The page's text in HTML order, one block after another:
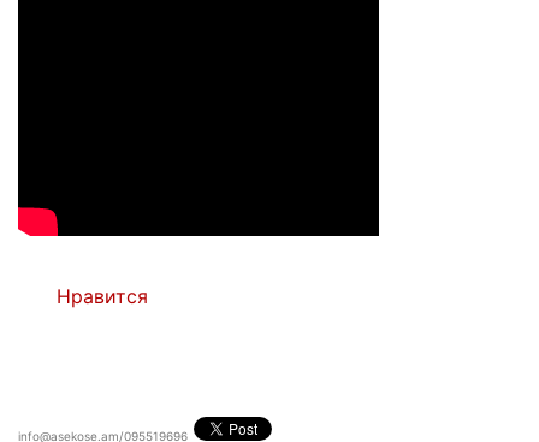
Нравится
info@asekose.am/095519696